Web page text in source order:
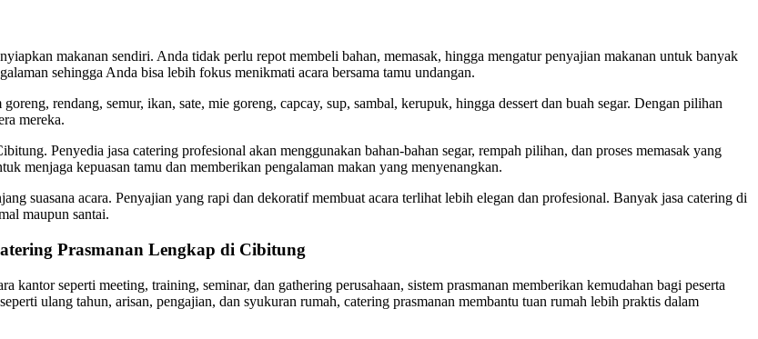
makanan sendiri. Anda tidak perlu repot membeli bahan, memasak, hingga mengatur penyajian makanan untuk banyak
sehingga Anda bisa lebih fokus menikmati acara bersama tamu undangan.
rendang, semur, ikan, sate, mie goreng, capcay, sup, sambal, kerupuk, hingga dessert dan buah segar. Dengan pilihan
mereka.
Penyedia jasa catering profesional akan menggunakan bahan-bahan segar, rempah pilihan, dan proses memasak yang
menjaga kepuasan tamu dan memberikan pengalaman makan yang menyenangkan.
suasana acara. Penyajian yang rapi dan dekoratif membuat acara terlihat lebih elegan dan profesional. Banyak jasa catering di
maupun santai.
Prasmanan Lengkap di Cibitung
kantor seperti meeting, training, seminar, dan gathering perusahaan, sistem prasmanan memberikan kemudahan bagi peserta
ulang tahun, arisan, pengajian, dan syukuran rumah, catering prasmanan membantu tuan rumah lebih praktis dalam